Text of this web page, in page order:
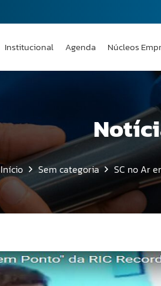
Institucional Agenda Núcleos
Início Sem categoria SC no Ar